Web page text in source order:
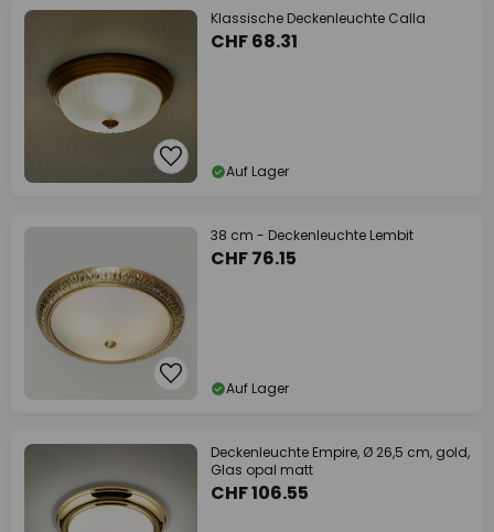
Klassische Deckenleuchte Calla
CHF 68.31
Auf Lager
38 cm - Deckenleuchte Lembit
CHF 76.15
Auf Lager
Deckenleuchte Empire, Ø 26,5 cm, gold,
Glas opal matt
CHF 106.55